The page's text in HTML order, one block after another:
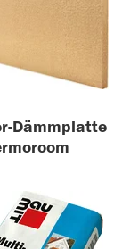
Dämmplatte